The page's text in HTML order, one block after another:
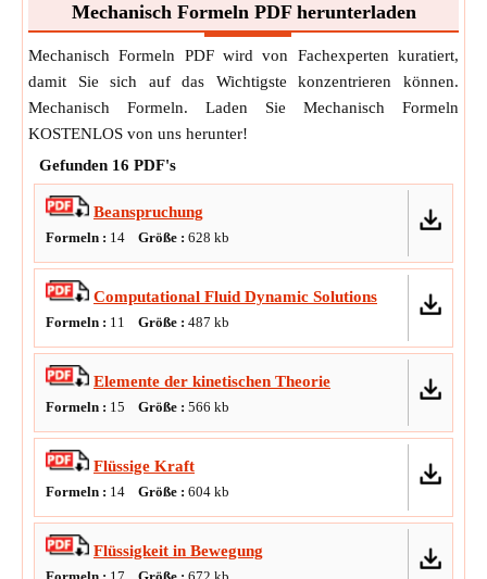
Mechanisch Formeln PDF herunterladen
Mechanisch Formeln PDF wird von Fachexperten kuratiert,
damit Sie sich auf das Wichtigste konzentrieren können.
Mechanisch Formeln. Laden Sie Mechanisch Formeln
KOSTENLOS von uns herunter!
Gefunden 16 PDF's
Beanspruchung
Formeln : 14 Größe : 628 kb
Computational Fluid Dynamic Solutions
Formeln : 11 Größe : 487 kb
Elemente der kinetischen Theorie
Formeln : 15 Größe : 566 kb
Flüssige Kraft
Formeln : 14 Größe : 604 kb
Flüssigkeit in Bewegung